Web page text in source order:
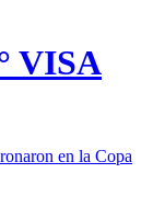
VISA